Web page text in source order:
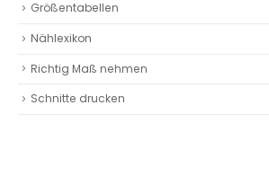
Größentabellen
Nählexikon
Richtig Maß nehmen
Schnitte drucken